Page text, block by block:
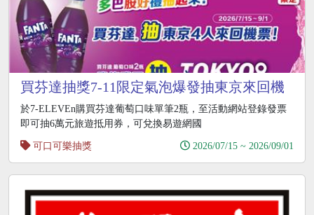
買芬達抽獎7-11限定氣泡爆發抽東京來回機
票
於7-ELEVEn購買芬達葡萄口味單筆2瓶，至活動網站登錄發票
即可抽6萬元旅遊抵用券，可兌換易遊網國
可口可樂抽獎
2026/07/15 ~ 2026/09/01